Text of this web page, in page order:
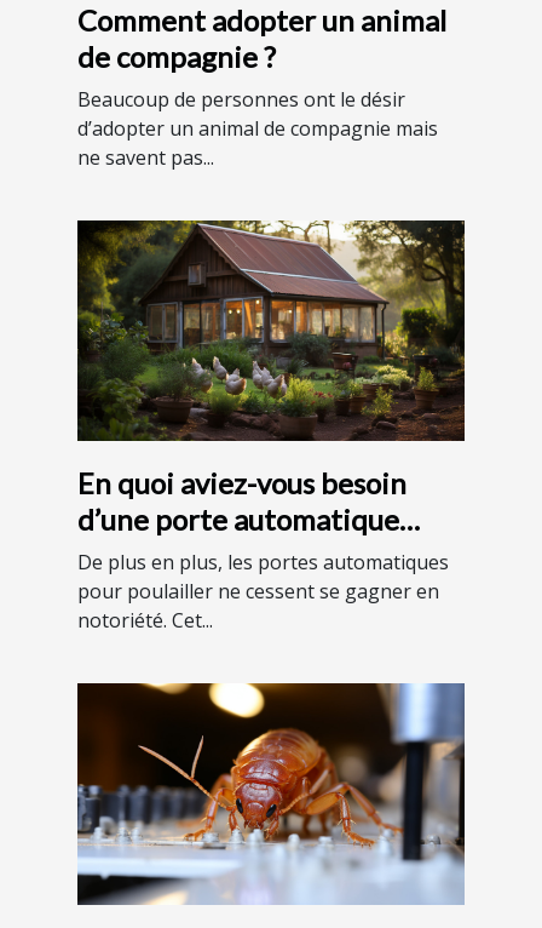
Comment adopter un animal
de compagnie ?
Beaucoup de personnes ont le désir
d’adopter un animal de compagnie mais
ne savent pas...
En quoi aviez-vous besoin
d’une porte automatique
pour votre poulailler ?
De plus en plus, les portes automatiques
pour poulailler ne cessent se gagner en
notoriété. Cet...